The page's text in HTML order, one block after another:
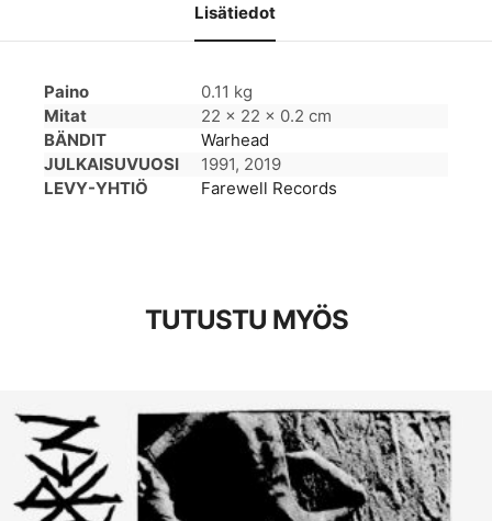
Lisätiedot
Paino
0.11 kg
Mitat
22 × 22 × 0.2 cm
BÄNDIT
Warhead
JULKAISUVUOSI
1991, 2019
LEVY-YHTIÖ
Farewell Records
TUTUSTU MYÖS